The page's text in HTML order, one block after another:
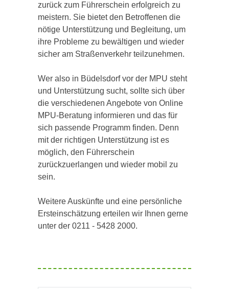
zurück zum Führerschein erfolgreich zu
meistern. Sie bietet den Betroffenen die
nötige Unterstützung und Begleitung, um
ihre Probleme zu bewältigen und wieder
sicher am Straßenverkehr teilzunehmen.
Wer also in Büdelsdorf vor der MPU steht
und Unterstützung sucht, sollte sich über
die verschiedenen Angebote von Online
MPU-Beratung informieren und das für
sich passende Programm finden. Denn
mit der richtigen Unterstützung ist es
möglich, den Führerschein
zurückzuerlangen und wieder mobil zu
sein.
Weitere Auskünfte und eine persönliche
Ersteinschätzung erteilen wir Ihnen gerne
unter der 0211 - 5428 2000.